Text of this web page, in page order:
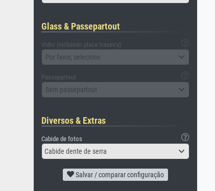
Glass & Passepartout
Vidro (incluindo placa traseira)
Por favor, selecione
Passepartout
Sem passepartout
Diversos & Extras
Cabide de fotos
Cabide dente de serra
Salvar / comparar configuração